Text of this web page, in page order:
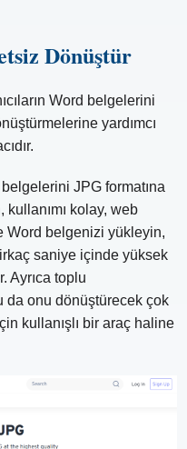
Dönüştür
Word belgelerini
yardımcı
JPG formatına
kolay, web
Word belgenizi yükleyin,
saniye içinde yüksek
Ayrıca toplu
da onu dönüştürecek çok
kullanışlı bir araç haline